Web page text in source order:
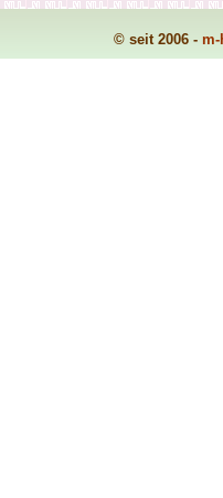
© seit 2006 - m-